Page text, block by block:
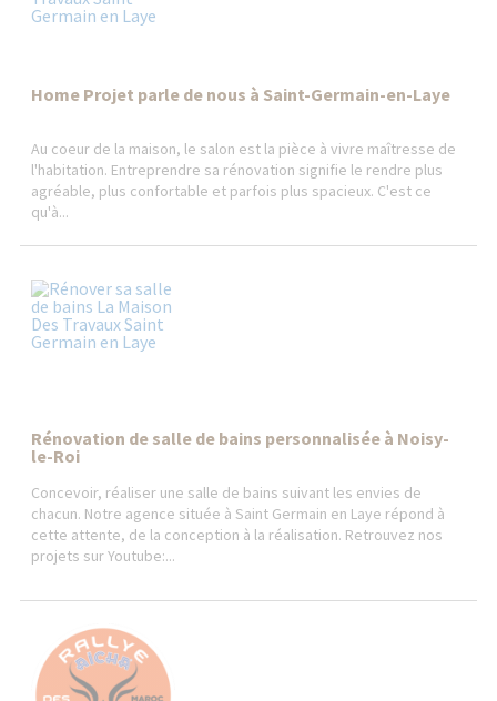
Home Projet parle de nous à Saint-Germain-en-Laye
Au coeur de la maison, le salon est la pièce à vivre maîtresse de
l'habitation. Entreprendre sa rénovation signifie le rendre plus
agréable, plus confortable et parfois plus spacieux. C'est ce
qu'à...
Rénovation de salle de bains personnalisée à Noisy-
le-Roi
Concevoir, réaliser une salle de bains suivant les envies de
chacun. Notre agence située à Saint Germain en Laye répond à
cette attente, de la conception à la réalisation. Retrouvez nos
projets sur Youtube:...